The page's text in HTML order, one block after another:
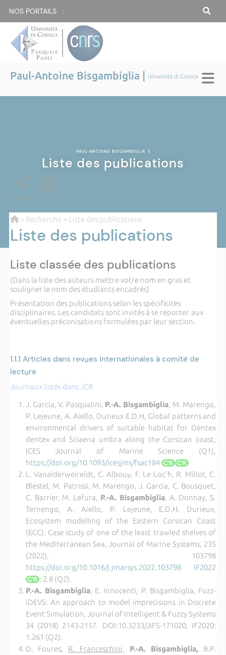
NOS PORTAILS :
Paul-Antoine Bisgambiglia | Università di Corsica
PAUL-ANTOINE BISGAMBIGLIA |
Liste des publications
PARTAGE PDF
> Recherche > Liste des publications
Liste des publications
Liste classée des publications
(Dans la liste des auteurs mettre votre nom en gras et
souligner le nom des étudiants encadrés)
Présentation des publications selon les spécificités
disciplinaires. Les candidats sont invités à se reporter aux
éventuelles préconisations formulées par leur section.
1.1.1 Articles dans revues internationales à comité de
lecture
Journaux listés dans JCR
J. Garcia, V. Pasqualini, P.-A. Bisgambiglia, M. Marengo,
P. Lejeune, A. Aiello, Durieux E.D.H, Global patterns and
environmental drivers of suitable habitat for Dentex
dentex and Sciaena umbra along the Corsican coast,
ICES Journal of Marine Science (Q1),
https://doi.org/10.1093/icesjms/fsac184
L. Vanalderweireldt, C. Albouy, F. Le Loc'h, R. Millot, C.
Blestel, M. Patrissi, M. Marengo, J. Garcia, C. Bousquet,
C. Barrier, M. Lefura, P.-A. Bisgambiglia, A. Donnay, S.
Ternengo, A. Aiello, P. Lejeune, E.D.H. Durieux,
Ecosystem modelling of the Eastern Corsican Coast
(ECC): Case study of one of the least trawled shelves of
the Mediterranean Sea, Journal of Marine Systems, 235
(2022), 103798
https://doi.org/10.1016/j.jmarsys.2022.103798 IF2022
: 2.8 (Q2).
P.-A. Bisgambiglia, E. Innocenti, P. Bisgambiglia, Fuzz-
iDEVS: An approach to model imprecisions in Discrete
Event Simulation, Journal of Intelligent & Fuzzy Systems
34 (2018) 2143-2157. DOI:10.3233/JIFS-171020, IF2020:
1.261 (Q2).
D. Foures, R. Franceschini, P.-A. Bisgambiglia, B.P.